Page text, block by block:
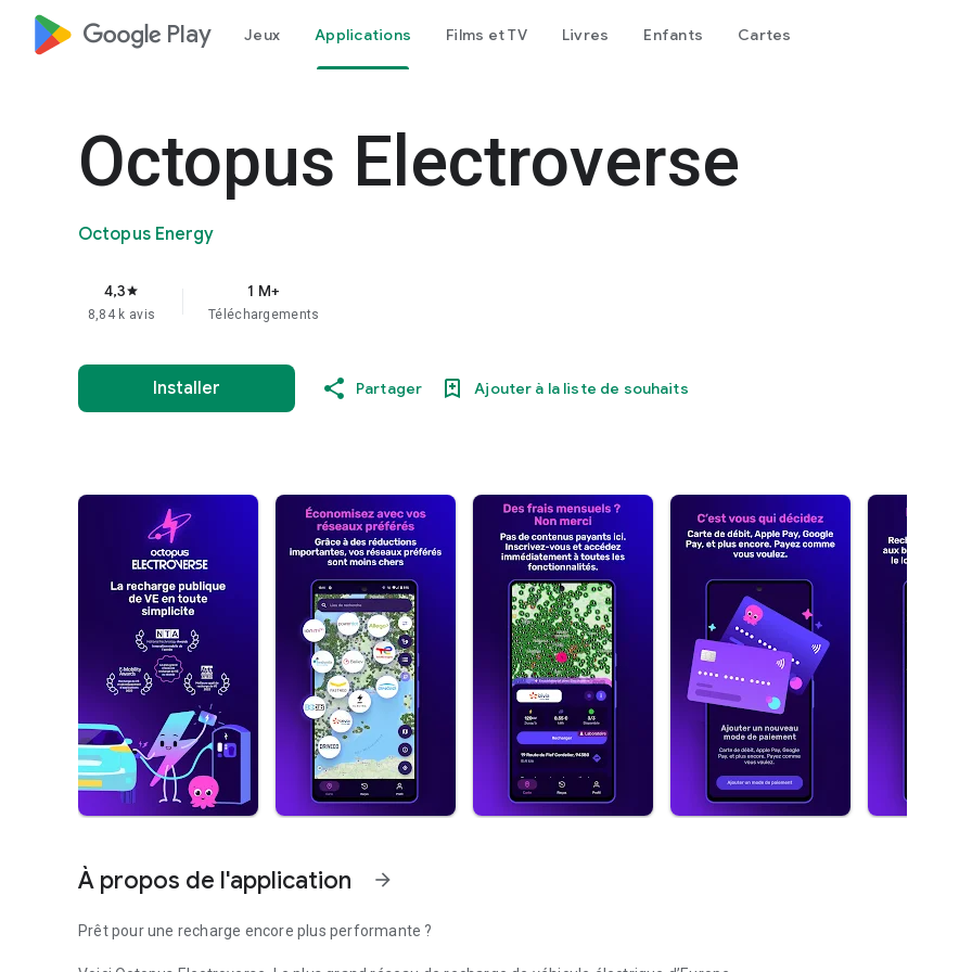
google_logo Play Jeux Applications Films et TV Livres Enfants Cartes
Octopus Electroverse
Octopus Energy
4,3star
8,84 k avis
1 M+
Téléchargements
Installer Partager Ajouter à la liste de souhaits
À propos de l'application arrow_forward
Prêt pour une recharge encore plus performante ?